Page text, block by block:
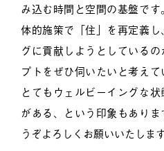
み込む時間と空間の基盤で
体的施策で「住」を再定義
グに貢献しようとしている
プトをぜひ伺いたいと考え
とてもウェルビーイングな
がある、という印象もあり
うぞよろしくお願いいたします